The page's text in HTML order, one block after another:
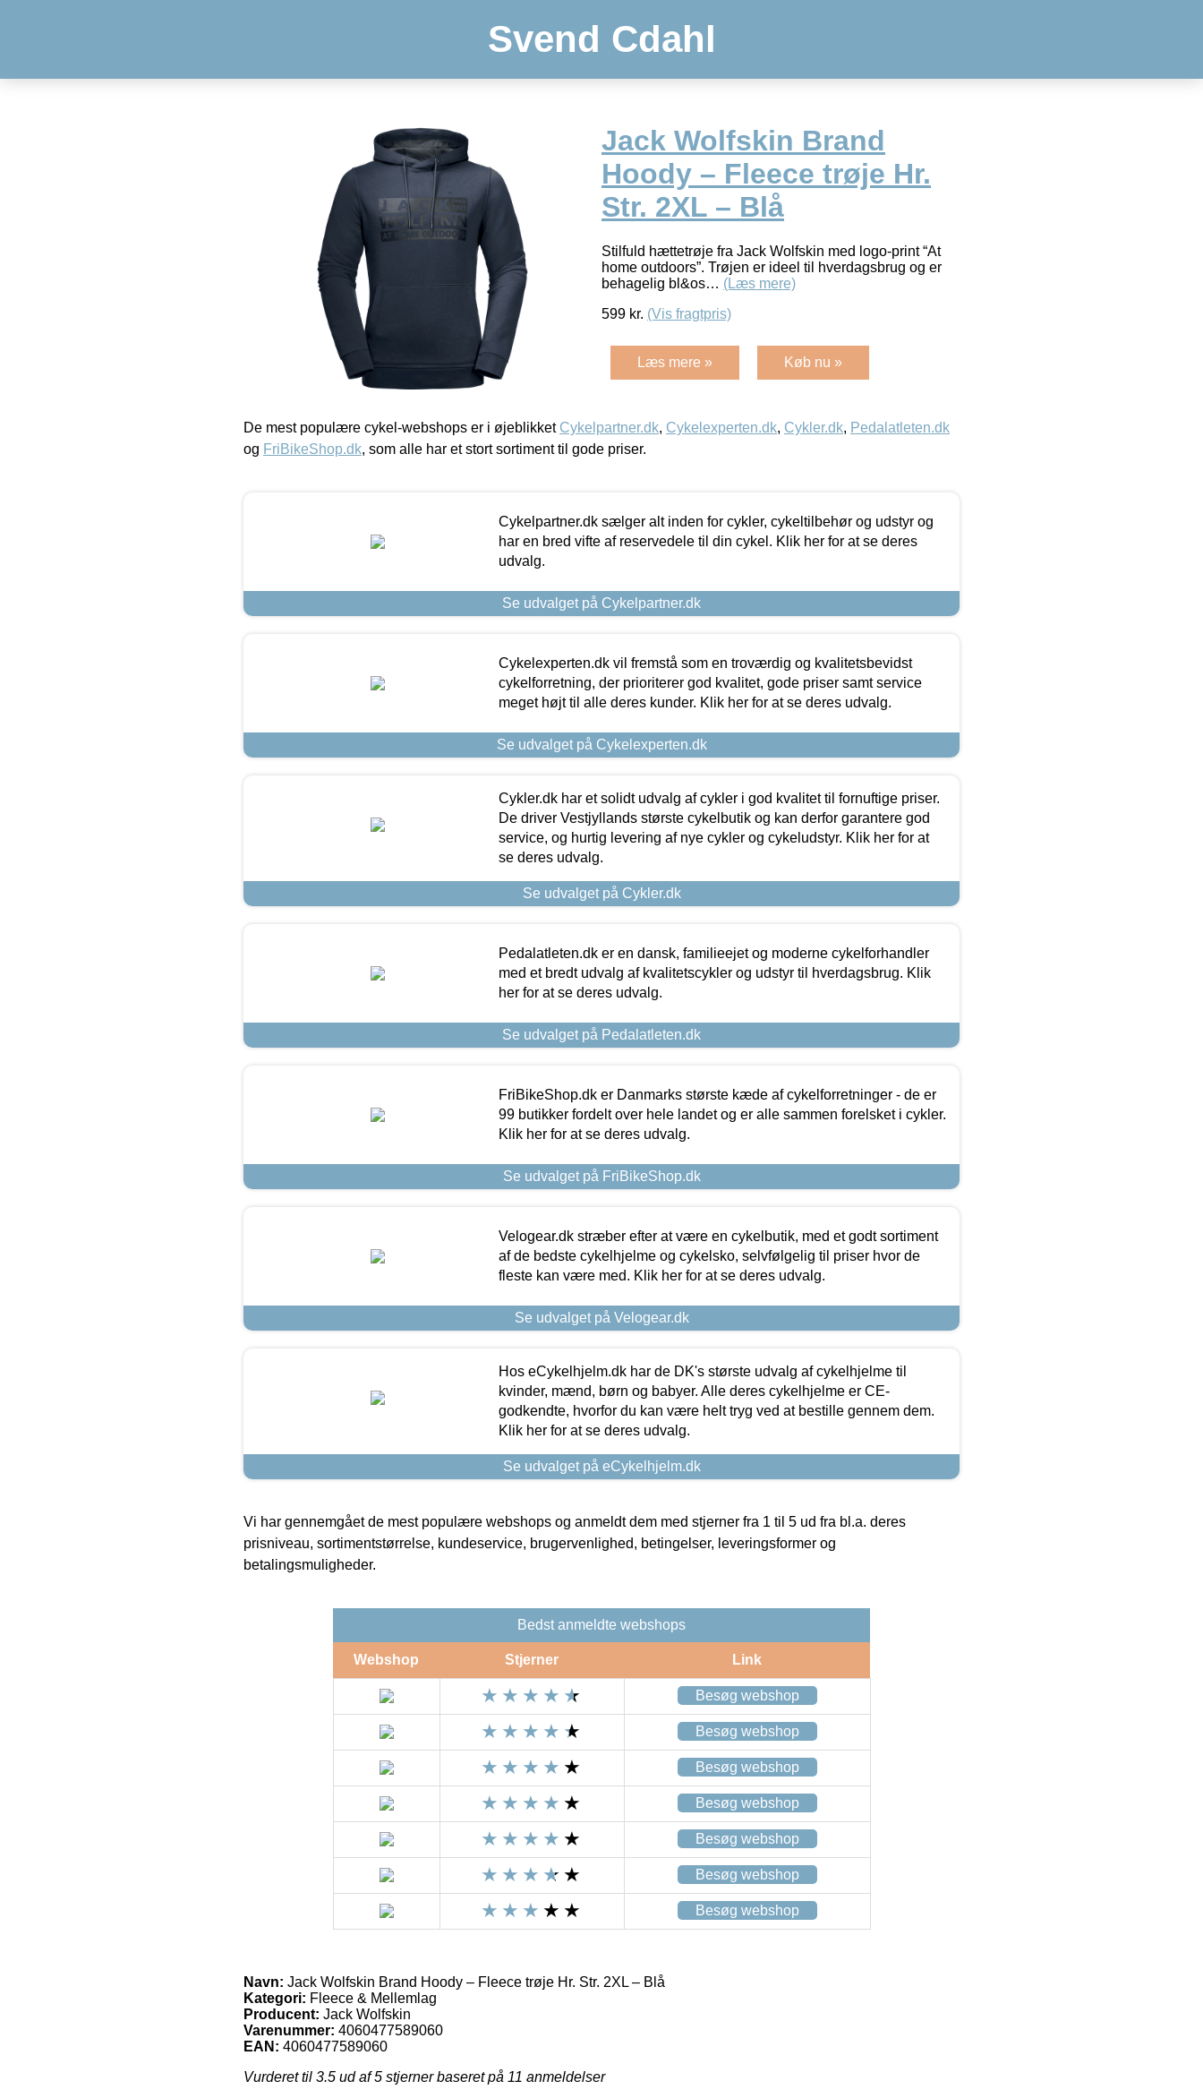
Svend Cdahl
Jack Wolfskin Brand
Hoody – Fleece trøje Hr.
Str. 2XL – Blå
Stilfuld hættetrøje fra Jack Wolfskin med logo-print “At
home outdoors”. Trøjen er ideel til hverdagsbrug og er
behagelig bl&os… (Læs mere)
599 kr. (Vis fragtpris)
Læs mere » Køb nu »
De mest populære cykel-webshops er i øjeblikket Cykelpartner.dk, Cykelexperten.dk, Cykler.dk, Pedalatleten.dk
og FriBikeShop.dk, som alle har et stort sortiment til gode priser.
Cykelpartner.dk sælger alt inden for cykler, cykeltilbehør og udstyr og
har en bred vifte af reservedele til din cykel. Klik her for at se deres
udvalg.
Se udvalget på Cykelpartner.dk
Cykelexperten.dk vil fremstå som en troværdig og kvalitetsbevidst
cykelforretning, der prioriterer god kvalitet, gode priser samt service
meget højt til alle deres kunder. Klik her for at se deres udvalg.
Se udvalget på Cykelexperten.dk
Cykler.dk har et solidt udvalg af cykler i god kvalitet til fornuftige priser.
De driver Vestjyllands største cykelbutik og kan derfor garantere god
service, og hurtig levering af nye cykler og cykeludstyr. Klik her for at
se deres udvalg.
Se udvalget på Cykler.dk
Pedalatleten.dk er en dansk, familieejet og moderne cykelforhandler
med et bredt udvalg af kvalitetscykler og udstyr til hverdagsbrug. Klik
her for at se deres udvalg.
Se udvalget på Pedalatleten.dk
FriBikeShop.dk er Danmarks største kæde af cykelforretninger - de er
99 butikker fordelt over hele landet og er alle sammen forelsket i cykler.
Klik her for at se deres udvalg.
Se udvalget på FriBikeShop.dk
Velogear.dk stræber efter at være en cykelbutik, med et godt sortiment
af de bedste cykelhjelme og cykelsko, selvfølgelig til priser hvor de
fleste kan være med. Klik her for at se deres udvalg.
Se udvalget på Velogear.dk
Hos eCykelhjelm.dk har de DK's største udvalg af cykelhjelme til
kvinder, mænd, børn og babyer. Alle deres cykelhjelme er CE-
godkendte, hvorfor du kan være helt tryg ved at bestille gennem dem.
Klik her for at se deres udvalg.
Se udvalget på eCykelhjelm.dk
Vi har gennemgået de mest populære webshops og anmeldt dem med stjerner fra 1 til 5 ud fra bl.a. deres
prisniveau, sortimentstørrelse, kundeservice, brugervenlighed, betingelser, leveringsformer og
betalingsmuligheder.
Bedst anmeldte webshops
Webshop Stjerner Link
Besøg webshop
Besøg webshop
Besøg webshop
Besøg webshop
Besøg webshop
Besøg webshop
Besøg webshop
Navn: Jack Wolfskin Brand Hoody – Fleece trøje Hr. Str. 2XL – Blå
Kategori: Fleece & Mellemlag
Producent: Jack Wolfskin
Varenummer: 4060477589060
EAN: 4060477589060
Vurderet til 3.5 ud af 5 stjerner baseret på 11 anmeldelser